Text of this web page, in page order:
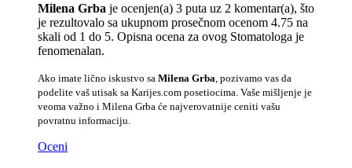
Milena Grba je ocenjen(a) 3 puta uz 2 komentar(a), što
je rezultovalo sa ukupnom prosečnom ocenom 4.75 na
skali od 1 do 5. Opisna ocena za ovog Stomatologa je
fenomenalan.
Ako imate lično iskustvo sa Milena Grba , pozivamo vas da
podelite vaš utisak sa Karijes.com posetiocima. Vaše mišljenje je
veoma važno i Milena Grba će najverovatnije ceniti vašu
povratnu informaciju.
Oceni